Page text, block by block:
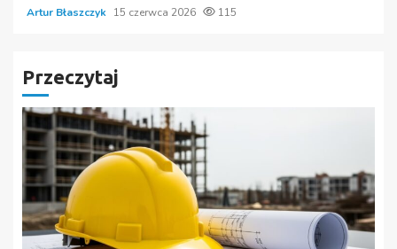
Artur Błaszczyk 15 czerwca 2026 115
Przeczytaj